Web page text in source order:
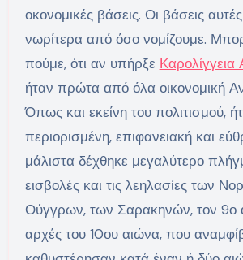
οκονομικές βάσεις. Οι βάσεις
νωρίτερα από όσο νομίζουμε.
πούμε, ότι αν υπήρξε
ήταν πρώτα από όλα οικονομική
Όπως και εκείνη του πολιτισμού,
περιορισμένη, επιφανειακή και
μάλιστα δέχθηκε μεγαλύτερο
εισβολές και τις λεηλασίες των
Ούγγρων, των Σαρακηνών, τον 9ο
αρχές του 10ου αιώνα, που